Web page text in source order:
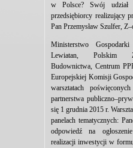
w Polsce? Swój udział
przedsiębiorcy realizujący
Pan Przemysław Szulfer,
Ministerstwo
Lewiatan, Polskim
Budownictwa, Centrum
Europejskiej Komisji
warsztatach
partnerstwa
się 1 grudnia 2015 r.
panelach tematycznych:
odpowiedź na
realizacji inwestycji w